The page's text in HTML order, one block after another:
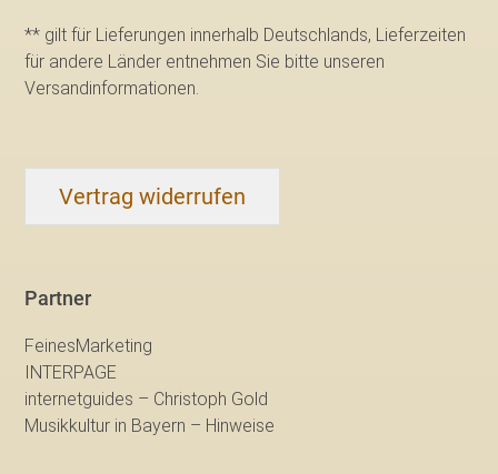
** gilt für Lieferungen innerhalb Deutschlands, Lieferzeiten
für andere Länder entnehmen Sie bitte unseren
Versandinformationen.
Vertrag widerrufen
Partner
FeinesMarketing
INTERPAGE
internetguides – Christoph Gold
Musikkultur in Bayern – Hinweise